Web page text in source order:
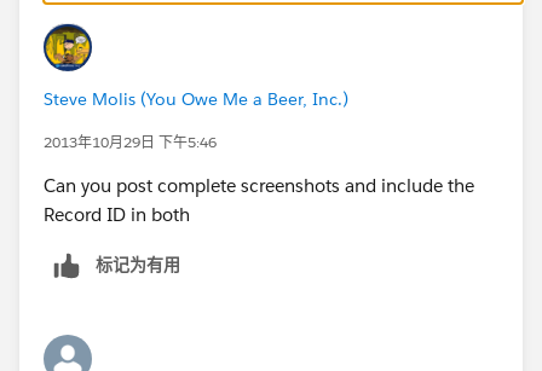
2, "3. Tuesday",
3, "4. Wednesday",
4, "5. Thursday",
5, "6. Friday",
6, "7. Saturday", "Error")
Steve Molis (You Owe Me a Beer, Inc.)
2013年10月29日 下午5:46
Can you post complete screenshots and include the
Record ID in both
标记为有用